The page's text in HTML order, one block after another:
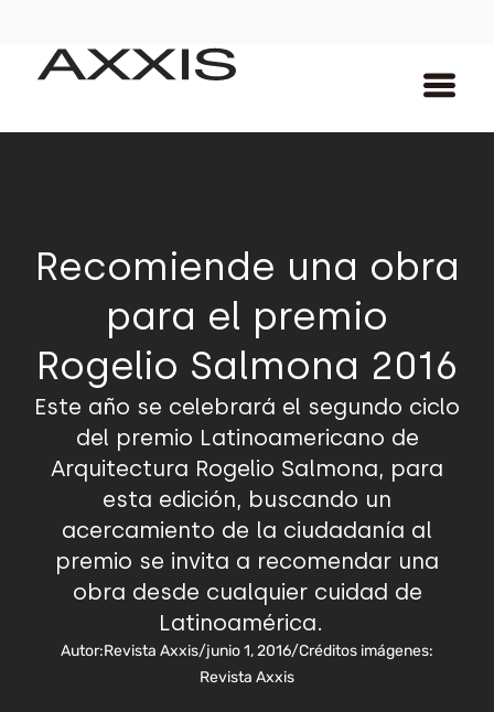
Recomiende una obra
para el premio
Rogelio Salmona 2016
Este año se celebrará el segundo ciclo
del premio Latinoamericano de
Arquitectura Rogelio Salmona, para
esta edición, buscando un
acercamiento de la ciudadanía al
premio se invita a recomendar una
obra desde cualquier cuidad de
Latinoamérica.
Autor:Revista Axxis/junio 1, 2016/Créditos imágenes:
Revista Axxis